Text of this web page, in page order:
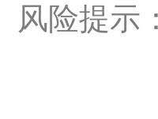
风险提示